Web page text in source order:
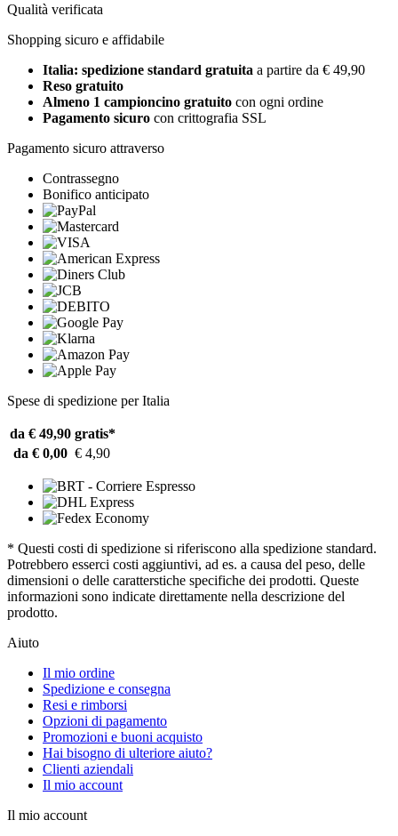
Qualità verificata
Shopping sicuro e affidabile
Italia: spedizione standard gratuita a partire da € 49,90
Reso gratuito
Almeno 1 campioncino gratuito con ogni ordine
Pagamento sicuro con crittografia SSL
Pagamento sicuro attraverso
Contrassegno
Bonifico anticipato
Spese di spedizione per Italia
da € 49,90 gratis*
da € 0,00 € 4,90
* Questi costi di spedizione si riferiscono alla spedizione standard.
Potrebbero esserci costi aggiuntivi, ad es. a causa del peso, delle
dimensioni o delle caratterstiche specifiche dei prodotti. Queste
informazioni sono indicate direttamente nella descrizione del
prodotto.
Aiuto
Il mio ordine
Spedizione e consegna
Resi e rimborsi
Opzioni di pagamento
Promozioni e buoni acquisto
Hai bisogno di ulteriore aiuto?
Clienti aziendali
Il mio account
Il mio account